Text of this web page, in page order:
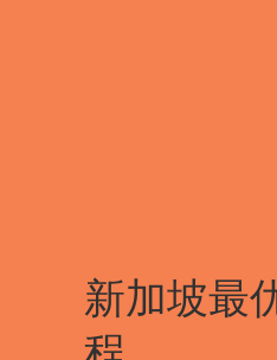
新加坡最